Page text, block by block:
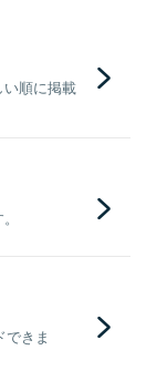
順に掲載
きま